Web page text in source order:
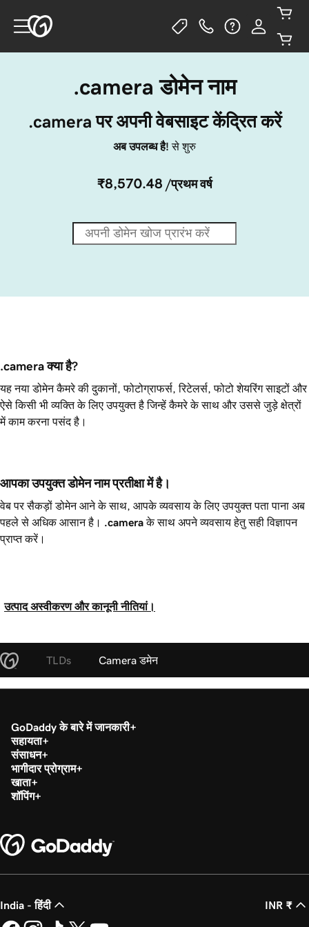
.camera डोमेन नाम
.camera पर अपनी वेबसाइट केंद्रित करें
अब उपलब्ध है!से शुरु
₹8,570.48 /प्रथम वर्ष
.camera क्या है?
यह नया डोमेन कैमरे की दुकानों, फोटोग्राफर्स, रिटेलर्स, फोटो शेयरिंग साइटों और
ऐसे किसी भी व्यक्ति के लिए उपयुक्त है जिन्हें कैमरे के साथ और उससे जुड़े क्षेत्रों
में काम करना पसंद है।
आपका उपयुक्त डोमेन नाम प्रतीक्षा में है।
वेब पर सैकड़ों डोमेन आने के साथ, आपके व्यवसाय के लिए उपयुक्त पता पाना अब
पहले से अधिक आसान है।
.cameraके साथ अपने व्यवसाय हेतु सही विज्ञापन
प्राप्त करें।
उत्पाद अस्वीकरण और कानूनी नीतियां।
TLDs Camera डमेन
GoDaddy के बारे में जानकारी
सहायता
संसाधन
भागीदार प्रोग्राम
खाता
शॉपिंग
India - हिंदी INR ₹